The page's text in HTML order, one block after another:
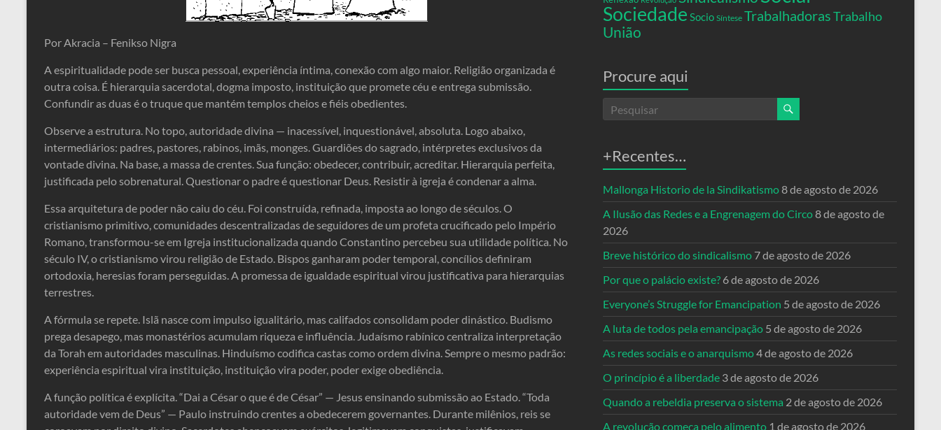
Por Akracia – Fenikso Nigra
A espiritualidade pode ser busca pessoal, experiência íntima, conexão com algo maior. Religião organizada é
outra coisa. É hierarquia sacerdotal, dogma imposto, instituição que promete céu e entrega submissão.
Confundir as duas é o truque que mantém templos cheios e fiéis obedientes.
Observe a estrutura. No topo, autoridade divina — inacessível, inquestionável, absoluta. Logo abaixo,
intermediários: padres, pastores, rabinos, imãs, monges. Guardiões do sagrado, intérpretes exclusivos da
vontade divina. Na base, a massa de crentes. Sua função: obedecer, contribuir, acreditar. Hierarquia perfeita,
justificada pelo sobrenatural. Questionar o padre é questionar Deus. Resistir à igreja é condenar a alma.
Essa arquitetura de poder não caiu do céu. Foi construída, refinada, imposta ao longo de séculos. O
cristianismo primitivo, comunidades descentralizadas de seguidores de um profeta crucificado pelo Império
Romano, transformou-se em Igreja institucionalizada quando Constantino percebeu sua utilidade política. No
século IV, o cristianismo virou religião de Estado. Bispos ganharam poder temporal, concílios definiram
ortodoxia, heresias foram perseguidas. A promessa de igualdade espiritual virou justificativa para hierarquias
terrestres.
A fórmula se repete. Islã nasce com impulso igualitário, mas califados consolidam poder dinástico. Budismo
prega desapego, mas monastérios acumulam riqueza e influência. Judaísmo rabínico centraliza interpretação
da Torah em autoridades masculinas. Hinduísmo codifica castas como ordem divina. Sempre o mesmo padrão:
experiência espiritual vira instituição, instituição vira poder, poder exige obediência.
A função política é explícita. “Dai a César o que é de César” — Jesus ensinando submissão ao Estado. “Toda
autoridade vem de Deus” — Paulo instruindo crentes a obedecerem governantes. Durante milênios, reis se
Sociedade Socio Síntese TrabalhadorasTrabalho
União
Procure aqui
+Recentes…
Mallonga Historio de la Sindikatismo8 de agosto de 2026
A Ilusão das Redes e a Engrenagem do Circo8 de agosto de
2026
Breve histórico do sindicalismo 7 de agosto de 2026
Por que o palácio existe? 6 de agosto de 2026
Everyone’s Struggle for Emancipation 5 de agosto de 2026
A luta de todos pela emancipação 5 de agosto de 2026
As redes sociais e o anarquismo4 de agosto de 2026
O princípio é a liberdade 3 de agosto de 2026
Quando a rebeldia preserva o sistema 2 de agosto de 2026
A revolução começa pelo alimento 1 de agosto de 2026